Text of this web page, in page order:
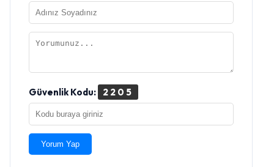
Güvenlik Kodu: 2205
Yorum Yap